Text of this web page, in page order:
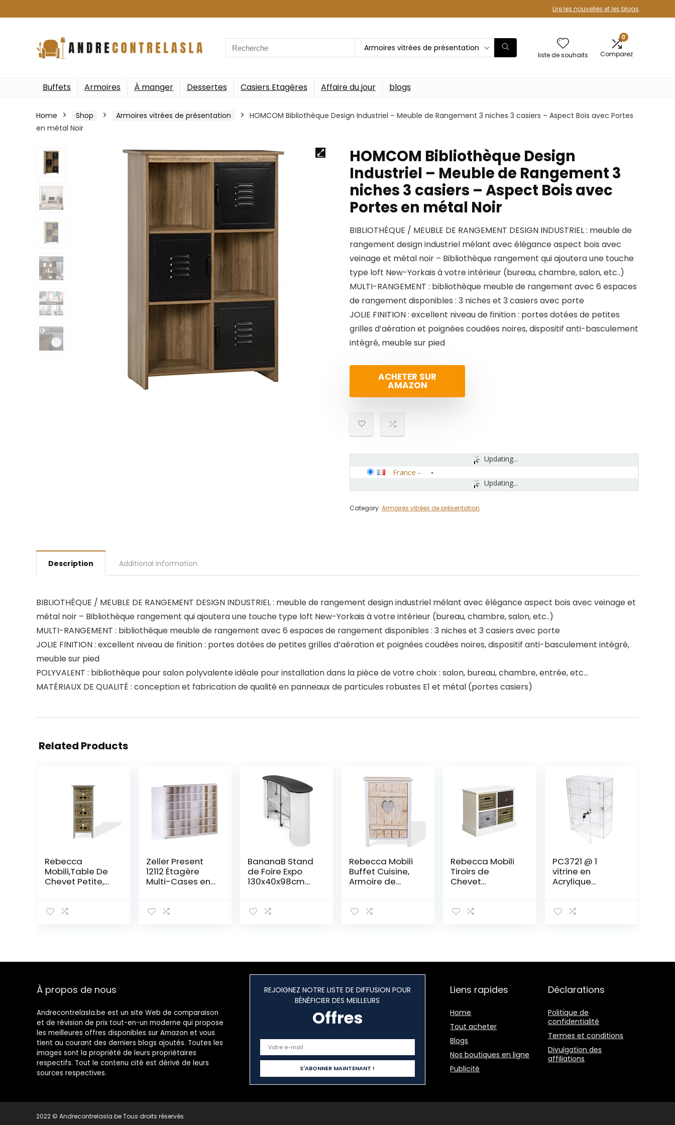
Lire les nouvelles et les blogs
Search
for:
Armoires vitrées de présentation
liste de souhaits
0
Comparez
Buffets Armoires À manger Dessertes Casiers Etagères Affaire du jour blogs
Home Shop Armoires vitrées de présentation
HOMCOM Bibliothèque Design Industriel – Meuble de Rangement 3 niches 3 casiers – Aspect Bois avec Portes
en métal Noir
HOMCOM Bibliothèque Design
Industriel – Meuble de Rangement 3
niches 3 casiers – Aspect Bois avec
Portes en métal Noir
BIBLIOTHÈQUE / MEUBLE DE RANGEMENT DESIGN INDUSTRIEL : meuble de
rangement design industriel mélant avec élégance aspect bois avec
veinage et métal noir – Bibliothèque rangement qui ajoutera une touche
type loft New-Yorkais à votre intérieur (bureau, chambre, salon, etc..)
MULTI-RANGEMENT : bibliothèque meuble de rangement avec 6 espaces
de rangement disponibles : 3 niches et 3 casiers avec porte
JOLIE FINITION : excellent niveau de finition : portes dotées de petites
grilles d’aération et poignées coudées noires, dispositif anti-basculement
intégré, meuble sur pied
ACHETER SUR
AMAZON
Updating...
Updating...
France -
Category: Armoires vitrées de présentation
Description Additional information
BIBLIOTHÈQUE / MEUBLE DE RANGEMENT DESIGN INDUSTRIEL : meuble de rangement design industriel mélant avec élégance aspect bois avec veinage et
métal noir – Bibliothèque rangement qui ajoutera une touche type loft New-Yorkais à votre intérieur (bureau, chambre, salon, etc..)
MULTI-RANGEMENT : bibliothèque meuble de rangement avec 6 espaces de rangement disponibles : 3 niches et 3 casiers avec porte
JOLIE FINITION : excellent niveau de finition : portes dotées de petites grilles d’aération et poignées coudées noires, dispositif anti-basculement intégré,
meuble sur pied
POLYVALENT : bibliothèque pour salon polyvalente idéale pour installation dans la pièce de votre choix : salon, bureau, chambre, entrée, etc…
MATÉRIAUX DE QUALITÉ : conception et fabrication de qualité en panneaux de particules robustes E1 et métal (portes casiers)
Related Products
Rebecca
Mobili,Table De
Chevet Petite,
Blanc, Assemblé,
– Art. RE6492
Zeller Present
12112 Étagère
Multi-Cases en
4,5 x 40 cm
BananaB Stand
de Foire Expo
130x40x98cm
Pliable
13kg Bureau
Présentoir de
pour Salon
d’Exposition
Rebecca Mobili
Buffet Cuisine,
Armoire de
Bain, Bois de
40 x 30,5 cm
(HxLxL) – Art.
Rebecca Mobili
Tiroirs de
Chevet
Gris Marrone
55 x 26 cm
PC3721 @ 1
vitrine en
Acrylique
Porte de
À propos de nous
Andrecontrelasla.be est un site Web de comparaison
et de révision de prix tout-en-un moderne qui propose
les meilleures offres disponibles sur Amazon et vous
tient au courant des derniers blogs ajoutés. Toutes les
images sont la propriété de leurs propriétaires
respectifs. Tout le contenu cité est dérivé de leurs
sources respectives.
REJOIGNEZ NOTRE LISTE DE DIFFUSION POUR
BÉNÉFICIER DES MEILLEURS
Offres
Liens rapides
Home
Tout acheter
Blogs
Nos boutiques en ligne
Publicité
Déclarations
Politique de
confidentialité
Termes et conditions
Divulgation des
affiliations
2022 © Andrecontrelasla.be Tous droits réservés